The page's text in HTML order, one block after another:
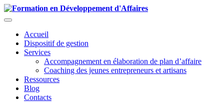
Accueil
Dispositif de gestion
Services
Accompagnement en élaboration de plan d’affaire
Coaching des jeunes entrepreneurs et artisans
Ressources
Blog
Contacts